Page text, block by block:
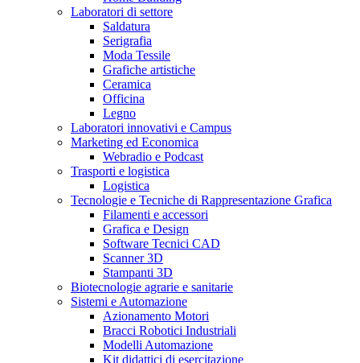
Laboratori di settore
Saldatura
Serigrafia
Moda Tessile
Grafiche artistiche
Ceramica
Officina
Legno
Laboratori innovativi e Campus
Marketing ed Economica
Webradio e Podcast
Trasporti e logistica
Logistica
Tecnologie e Tecniche di Rappresentazione Grafica
Filamenti e accessori
Grafica e Design
Software Tecnici CAD
Scanner 3D
Stampanti 3D
Biotecnologie agrarie e sanitarie
Sistemi e Automazione
Azionamento Motori
Bracci Robotici Industriali
Modelli Automazione
Kit didattici di esercitazione